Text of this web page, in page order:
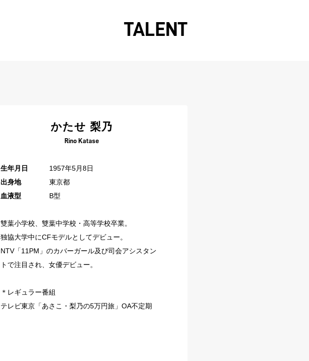
TALENT
かたせ 梨乃
Rino Katase
生年月日
1957年5月8日
出身地
東京都
血液型
B型
雙葉小学校、雙葉中学校・高等学校卒業。
独協大学中にCFモデルとしてデビュー。
NTV「11PM」のカバーガール及び司会アシスタン
トで注目され、女優デビュー。
＊レギュラー番組
テレビ東京「あさこ・梨乃の5万円旅」OA不定期